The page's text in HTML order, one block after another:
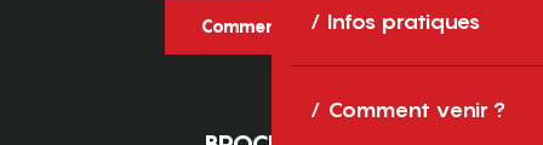
Infos pratiques
Comment venir ?
Comment venir ?